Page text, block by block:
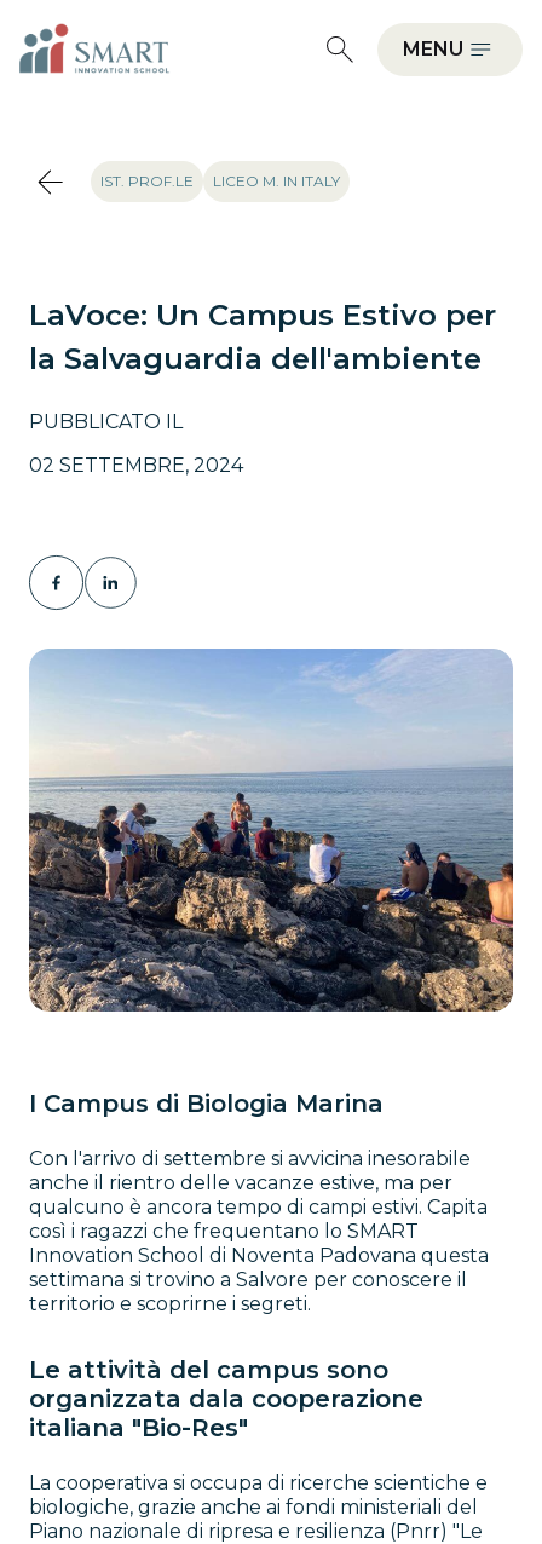
MENU
IST. PROF.LE LICEO M. IN ITALY
LaVoce: Un Campus Estivo per
la Salvaguardia dell'ambiente
PUBBLICATO IL
02 SETTEMBRE, 2024
I Campus di Biologia Marina
Con l'arrivo di settembre si avvicina inesorabile
anche il rientro delle vacanze estive, ma per
qualcuno è ancora tempo di campi estivi. Capita
così i ragazzi che frequentano lo SMART
Innovation School di Noventa Padovana questa
settimana si trovino a Salvore per conoscere il
territorio e scoprirne i segreti.
Le attività del campus sono
organizzata dala cooperazione
italiana "Bio-Res"
La cooperativa si occupa di ricerche scientiche e
biologiche, grazie anche ai fondi ministeriali del
Piano nazionale di ripresa e resilienza (Pnrr) "Le